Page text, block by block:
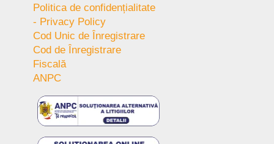
Politica de confidențialitate
- Privacy Policy
Cod Unic de Înregistrare
Cod de Înregistrare
Fiscală
ANPC